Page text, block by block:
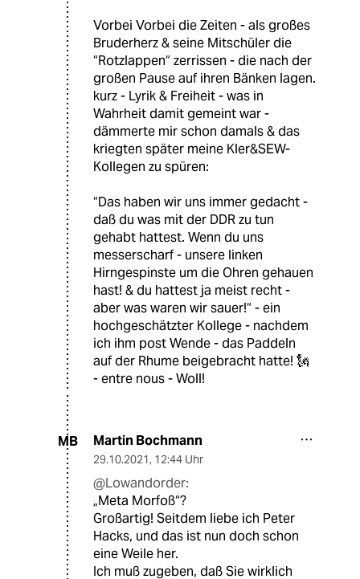
Vorbei Vorbei die Zeiten - als großes
Bruderherz & seine Mitschüler die
“Rotzlappen“ zerrissen - die nach der
großen Pause auf ihren Bänken lagen.
kurz - Lyrik & Freiheit - was in
Wahrheit damit gemeint war -
dämmerte mir schon damals & das
kriegten später meine Kler&SEW-
Kollegen zu spüren:
“Das haben wir uns immer gedacht -
daß du was mit der DDR zu tun
gehabt hattest. Wenn du uns
messerscharf - unsere linken
Hirngespinste um die Ohren gehauen
hast! & du hattest ja meist recht -
aber was waren wir sauer!“ - ein
hochgeschätzter Kollege - nachdem
ich ihm post Wende - das Paddeln
auf der Rhume beigebracht hatte! 🗽
- entre nous - Woll!
MB Martin Bochmann
29.10.2021, 12:44 Uhr
@Lowandorder:
„Meta Morfoß“?
Großartig! Seitdem liebe ich Peter
Hacks, und das ist nun doch schon
eine Weile her.
Ich muß zugeben, daß Sie wirklich